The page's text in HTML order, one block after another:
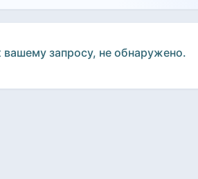
запросу, не обнаружено.